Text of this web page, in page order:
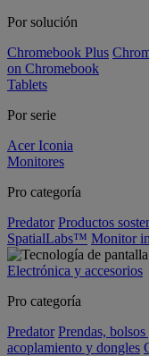
Por solución
Chromebook Plus
on Chromebook
Tablets
Por serie
Acer Iconia
Monitores
Pro categoría
Predator Productos
SpatialLabs™ Monitor
Electrónica y accesorios
Pro categoría
Predator Prendas,
acoplamiento y dongles